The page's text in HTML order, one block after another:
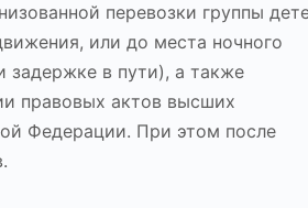
перевозки группы
или до места ночного
задержке в пути), а также
правовых актов высших
Федерации. При этом после